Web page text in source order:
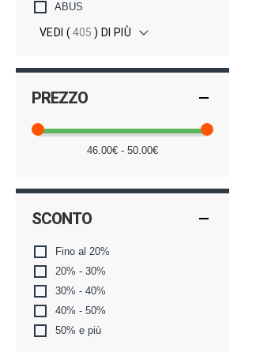
ABUS
VEDI ( 405 ) DI PIÙ
PREZZO
46.00€ - 50.00€
SCONTO
Fino al 20%
20% - 30%
30% - 40%
40% - 50%
50% e più